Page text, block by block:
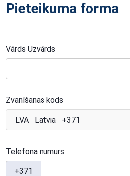
Pieteikuma forma
Vārds Uzvārds
Zvanīšanas kods
LVA Latvia +371
Telefona numurs
+371